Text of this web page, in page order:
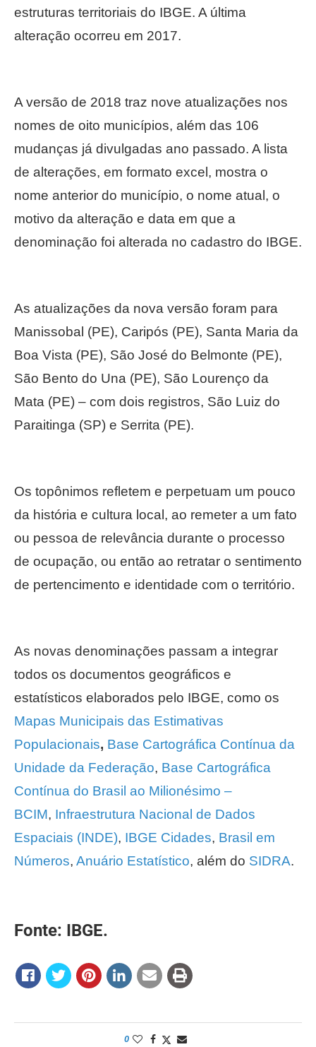
estruturas territoriais do IBGE. A última
alteração ocorreu em 2017.
A versão de 2018 traz nove atualizações nos
nomes de oito municípios, além das 106
mudanças já divulgadas ano passado. A lista
de alterações, em formato excel, mostra o
nome anterior do município, o nome atual, o
motivo da alteração e data em que a
denominação foi alterada no cadastro do IBGE.
As atualizações da nova versão foram para
Manissobal (PE), Caripós (PE), Santa Maria da
Boa Vista (PE), São José do Belmonte (PE),
São Bento do Una (PE), São Lourenço da
Mata (PE) – com dois registros, São Luiz do
Paraitinga (SP) e Serrita (PE).
Os topônimos refletem e perpetuam um pouco
da história e cultura local, ao remeter a um fato
ou pessoa de relevância durante o processo
de ocupação, ou então ao retratar o sentimento
de pertencimento e identidade com o território.
As novas denominações passam a integrar
todos os documentos geográficos e
estatísticos elaborados pelo IBGE, como os
Mapas Municipais das Estimativas
Populacionais, Base Cartográfica Contínua da
Unidade da Federação, Base Cartográfica
Contínua do Brasil ao Milionésimo –
BCIM, Infraestrutura Nacional de Dados
Espaciais (INDE), IBGE Cidades, Brasil em
Números, Anuário Estatístico, além do SIDRA.
Fonte: IBGE.
0